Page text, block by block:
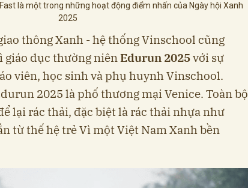
là một trong những hoạt động điểm nhấn của Ngày hội Xanh
2025
thông Xanh - hệ thống Vinschool cũng
giáo dục thường niên Edurun 2025với sự
viên, học sinh và phụ huynh Vinschool.
2025 là phố thương mại Venice. Toàn bộ
lại rác thải, đặc biệt là rác thải nhựa như
từ thế hệ trẻ Vì một Việt Nam Xanh bền